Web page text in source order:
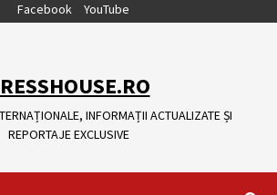
Facebook YouTube
INFORMAȚII ACTUALIZATE ȘI
REPORTAJE EXCLUSIVE